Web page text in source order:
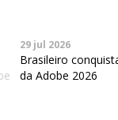
29 jul 2026
Brasileiro
da Adobe 2026